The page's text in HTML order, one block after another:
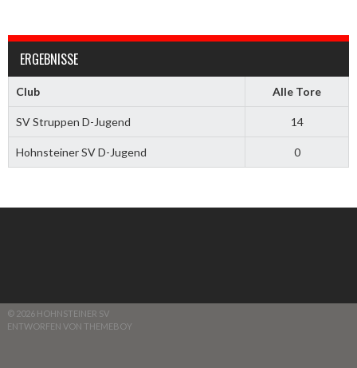
ERGEBNISSE
Club Alle Tore
SV Struppen D-Jugend 14
Hohnsteiner SV D-Jugend 0
© 2026 HOHNSTEINER SV
ENTWORFEN VON THEMEBOY